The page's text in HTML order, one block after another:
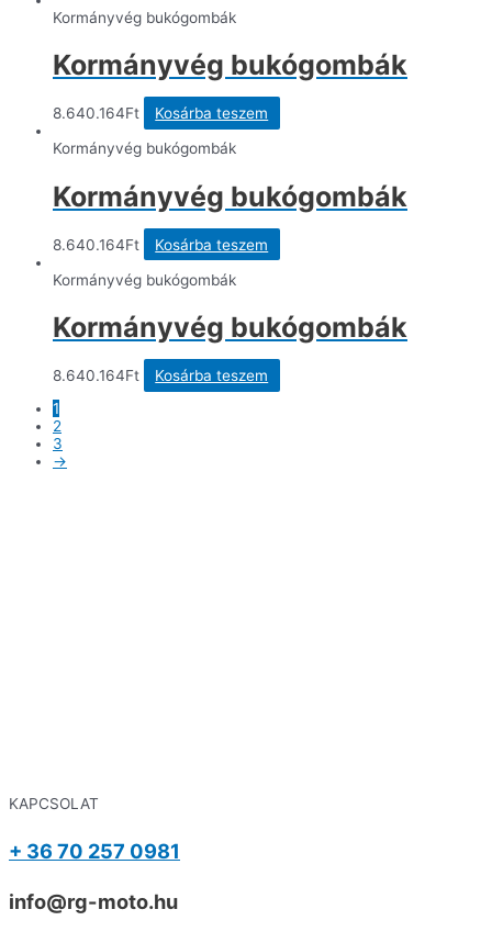
Kormányvég bukógombák
Kormányvég bukógombák
8.640.164Ft
Kosárba teszem
Kormányvég bukógombák
Kormányvég bukógombák
8.640.164Ft
Kosárba teszem
Kormányvég bukógombák
Kormányvég bukógombák
8.640.164Ft
Kosárba teszem
1
2
3
→
KAPCSOLAT
+ 36 70 257 0981
info@rg-moto.hu